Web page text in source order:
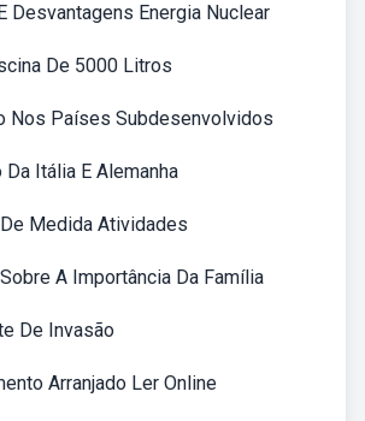
Desvantagens Energia Nuclear
De 5000 Litros
Nos Países Subdesenvolvidos
Da Itália E Alemanha
Medida Atividades
A Importância Da Família
De Invasão
Arranjado Ler Online